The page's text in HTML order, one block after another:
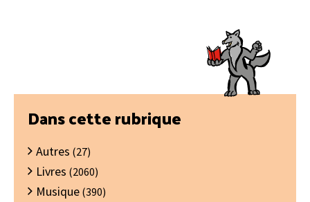
Barre
latérale
principale
Dans cette rubrique
Autres (27)
Livres (2060)
Musique (390)